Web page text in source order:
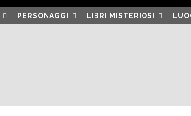
PERSONAGGI LIBRI MISTERIOSI